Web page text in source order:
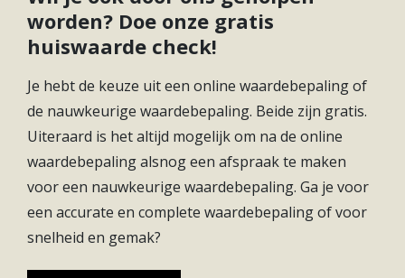
werken lopen naadloos in elkaar over, met een
relaxte dorpssfeer en een frisse, stedelijke energy.
De boodschappen doe je om de hoek net als een
drankje met vrienden. Zin in een iets andere sfeer?
Het Oude Dorp, wat direct nabij ligt zit vol leuke
terrassen en spots om te zijn. En je bent zo
onderweg. Pak de fiets (je zit tenslotte in dé
fietsstad van Nederland), spring in de trein en je
staat binnen 10 minuten in Utrecht Centrum. Met
worden? Doe onze gratis
huiswaarde check!
Je hebt de keuze uit een online waardebepaling of
de nauwkeurige waardebepaling. Beide zijn gratis.
Uiteraard is het altijd mogelijk om na de online
waardebepaling alsnog een afspraak te maken
voor een nauwkeurige waardebepaling. Ga je voor
een accurate en complete waardebepaling of voor
snelheid en gemak?